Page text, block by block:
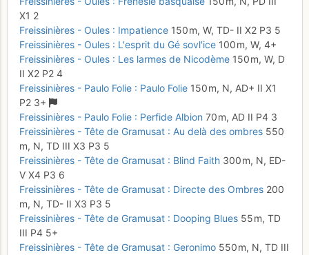
X1 2
Freissinières - Oules : Impatience 150 m, W, TD- II X2 P3 5
Freissinières - Oules : L'esprit du Gé sovl'ice 100 m, W, 4+
Freissinières - Oules : Les larmes de Nicodème 150 m, W, D
II X2 P2 4
Freissinières - Paulo Folie : Paulo Folie 150 m, N, AD+ II X1
P2 3+
Freissinières - Paulo Folie : Perfide Albion 70 m, AD II P4 3
Freissinières - Tête de Gramusat : Au delà des ombres 550
m, N, TD III X3 P3 5
Freissinières - Tête de Gramusat : Blind Faith 300 m, N, ED-
V X4 P3 6
Freissinières - Tête de Gramusat : Directe des Ombres 200
m, N, TD- II X3 P3 5
Freissinières - Tête de Gramusat : Dooping Blues 55 m, TD
III P4 5+
Freissinières - Tête de Gramusat : Geronimo 550 m, N, TD III